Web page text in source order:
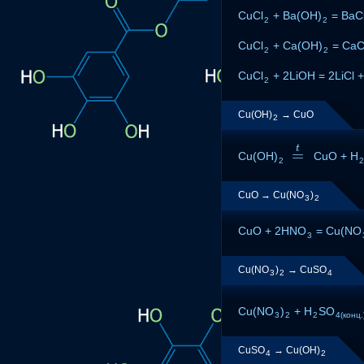
CuCl2 + Ba(OH)2 =
CuCl2 + Ca(OH)2 =
CuCl2 + 2LiOH = 2LiCl
Cu(OH)2 → CuO
Cu(OH)2 =
t
=t CuO + H 2
CuO → Cu(NO3)2
CuO + 2HNO3 = Cu(NO
Cu(NO3)2 → CuSO4
Cu(NO3)2 + H2SO
CuSO4 → Cu(OH)2